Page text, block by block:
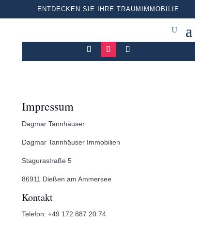
ENTDECKEN SIE IHRE TRAUMIMMOBILIE
Impressum
Dagmar Tannhäuser
Dagmar Tannhäuser Immobilien
Stagurastraße 5
86911 Dießen am Ammersee
Kontakt
Telefon: +49 172 887 20 74